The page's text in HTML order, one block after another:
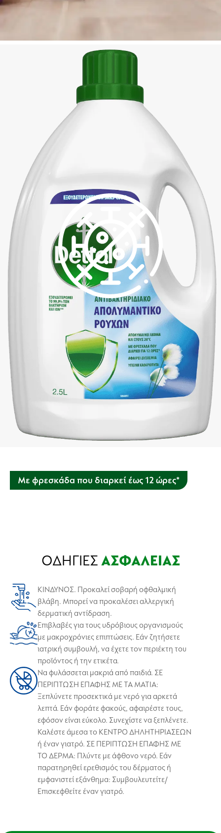
Με φρεσκάδα που διαρκεί έως 12 ώρες*
ΟΔΗΓΙΕΣ ΑΣΦΑΛΕΙΑΣ
ΚΙΝΔΥΝΟΣ. Προκαλεί σοβαρή οφθαλμική
βλάβη. Μπορεί να προκαλέσει αλλεργική
δερματική αντίδραση.
Επιβλαβές για τους υδρόβιους οργανισμούς
με μακροχρόνιες επιπτώσεις. Εάν ζητήσετε
ιατρική συμβουλή, να έχετε τον περιέκτη του
προϊόντος ή την ετικέτα.
Να φυλάσσεται μακριά από παιδιά. ΣΕ
ΠΕΡΙΠΤΩΣΗ ΕΠΑΦΗΣ ΜΕ ΤΑ ΜΑΤΙΑ:
Ξεπλύνετε προσεκτικά με νερό για αρκετά
λεπτά. Εάν φοράτε φακούς, αφαιρέστε τους,
εφόσον είναι εύκολο. Συνεχίστε να ξεπλένετε.
Καλέστε άμεσα το ΚΕΝΤΡΟ ΔΗΛΗΤΗΡΙΑΣΕΩΝ
ή έναν γιατρό. ΣΕ ΠΕΡΙΠΤΩΣΗ ΕΠΑΦΗΣ ΜΕ
ΤΟ ΔΕΡΜΑ: Πλύντε με άφθονο νερό. Εάν
παρατηρηθεί ερεθισμός του δέρματος ή
εμφανιστεί εξάνθημα: Συμβουλευτείτε/
Επισκεφθείτε έναν γιατρό.